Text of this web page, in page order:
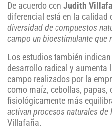
De acuerdo con Judith
diferencial está en la calidad
diversidad de compuestos
campo un bioestimulante que
Los estudios también
desarrollo radical y aumenta
campo realizados por la
como maíz, cebollas, papas,
fisiológicamente más
activan procesos naturales de
Villafaña.